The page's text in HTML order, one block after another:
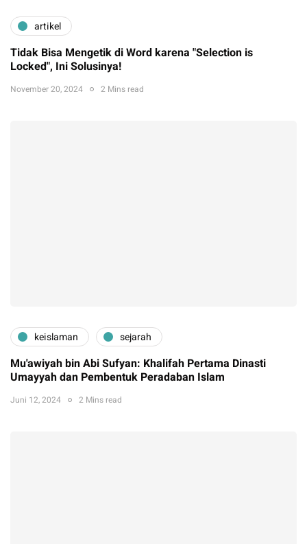
artikel
Tidak Bisa Mengetik di Word karena "Selection is
Locked", Ini Solusinya!
November 20, 2024 2 Mins read
keislaman sejarah
Mu'awiyah bin Abi Sufyan: Khalifah Pertama Dinasti
Umayyah dan Pembentuk Peradaban Islam
Juni 12, 2024 2 Mins read